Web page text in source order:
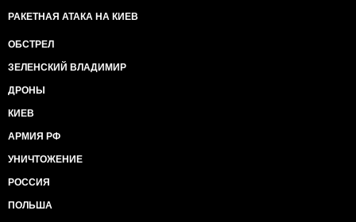
РАКЕТНАЯ АТАКА НА КИЕВ
ОБСТРЕЛ
ЗЕЛЕНСКИЙ ВЛАДИМИР
ДРОНЫ
КИЕВ
АРМИЯ РФ
УНИЧТОЖЕНИЕ
РОССИЯ
ПОЛЬША